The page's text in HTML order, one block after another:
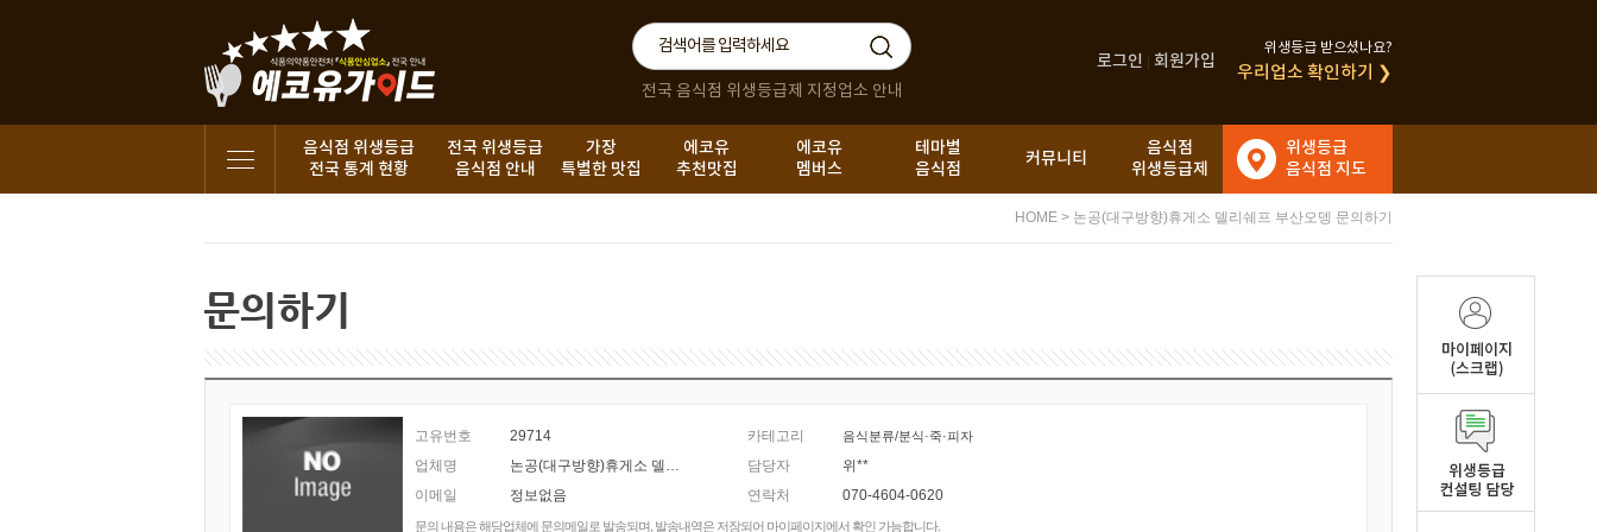
전국 음식점 위생등급제 지정업소 안내
로그인 회원가입
위생등급 받으셨나요?
우리업소 확인하기 ❯
음식점 위생등급
전국 통계 현황
전국 위생등급
음식점 안내
가장
특별한 맛집
에코유
추천맛집
에코유
멤버스
테마별
음식점
커뮤니티
음식점
위생등급제
위생등급
음식점 지도
HOME > 논공(대구방향)휴게소 델리쉐프 부산오뎅 문의하기
고유번호 29714 카테고리 음식분류/분식·죽·피자
업체명 논공(대구방향)휴게소 델리쉐프 부산오뎅 담당자
위**
이메일
정보없음 연락처 070-4604-0620
문의 내용은 해당업체에 문의메일로 발송되며, 발송내역은 저장되어 마이페이지에서 확인 가능합니다.